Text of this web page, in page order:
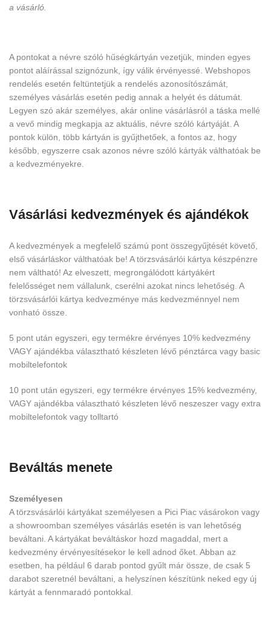
a vásárló.
A pontokat a névre szóló hűségkártyán vezetjük, minden egyes
pontot aláírással szignózunk, így válik érvényessé. Webshopos
rendelés esetén feltüntetjük a rendelés azonosítószámát,
személyes vásárlás esetén pedig annak a helyét és dátumát.
Legyen szó akár személyes, akár online vásárlásról a táska mellé
a vevő mindig megkapja az aktuális, névre szóló kártyáját. A
pontok külön, több kártyán is gyűjthetőek, a fontos az, hogy
később, egyszerre csak azonos névre szóló kártyák válthatóak be
a kedvezményekre.
Vásárlási kedvezmények és ajándékok
A kedvezmények a megfelelő számú pont összegyűjtését követő,
első vásárláskor válthatóak be! A törzsvásárlói kártya készpénzre
nem váltható! Az elveszett, megrongálódott kártyákért
felelősséget nem vállalunk, cserélni azokat nincs lehetőség. A
törzsvásárlói kártya kedvezménye más kedvezménnyel nem
vonható össze.
5 pont után egyszeri, egy termékre érvényes 10% kedvezmény
VAGY ajándékba választható készleten lévő pénztárca vagy basic
mobiltelefontok
10 pont után egyszeri, egy termékre érvényes 15% kedvezmény,
VAGY ajándékba választható készleten lévő neszeszer vagy extra
mobiltelefontok vagy tolltartó
Beváltás menete
Személyesen
A törzsvásárlói kártyákat személyesen a Pici Piac vásárokon vagy
a showroomban személyes vásárlás esetén is van lehetőség
beváltani. A kártyákat beváltáskor hozd magaddal, mert a
kedvezmény érvényesítésekor le kell adnod őket. Abban az
esetben, ha például 6 darab pontod gyűlt már össze, de csak 5
darabot szeretnél beváltani, a helyszínen készítünk neked egy új
kártyát a fennmaradó pontokkal.